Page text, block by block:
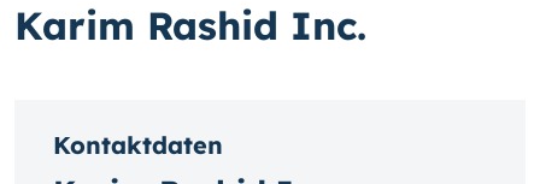
Karim Rashid Inc.
Kontaktdaten